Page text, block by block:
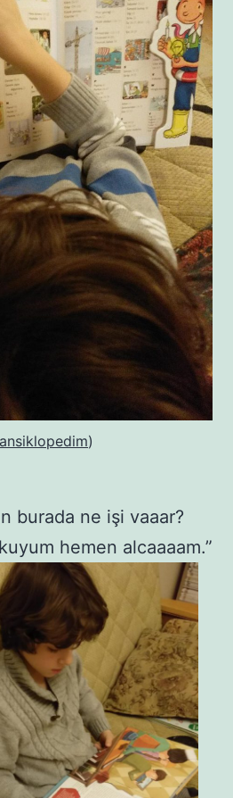
)
burada ne işi vaaar?
hemen alcaaaam.”